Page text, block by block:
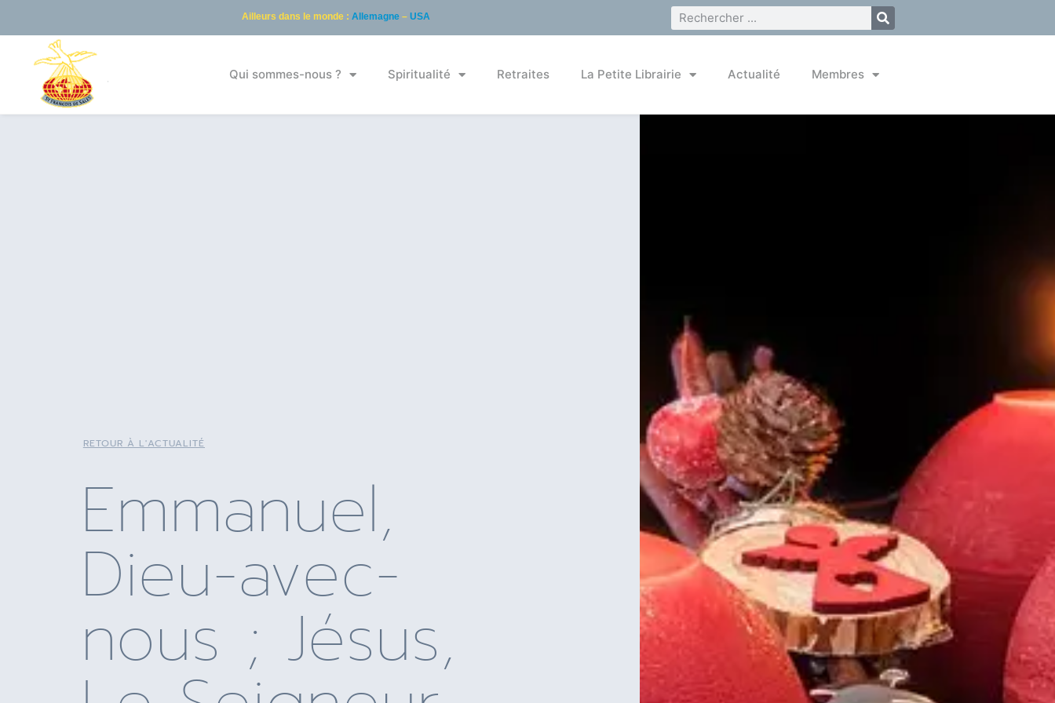
Ailleurs dans le monde : Allemagne– USA
Qui sommes-nous ? Spiritualité Retraites La Petite Librairie Actualité Membres
RETOUR À L'ACTUALITÉ
Emmanuel,
Dieu-avec-
nous ; Jésus,